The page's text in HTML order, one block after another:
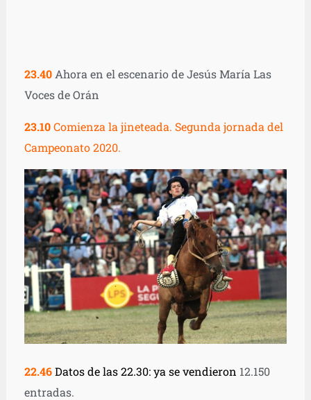
23.40 Ahora en el escenario de Jesús María Las
Voces de Orán
23.10Comienza la jineteada. Segunda jornada del
Campeonato 2020.
22.46Datos de las 22.30: ya se vendieron 12.150
entradas.